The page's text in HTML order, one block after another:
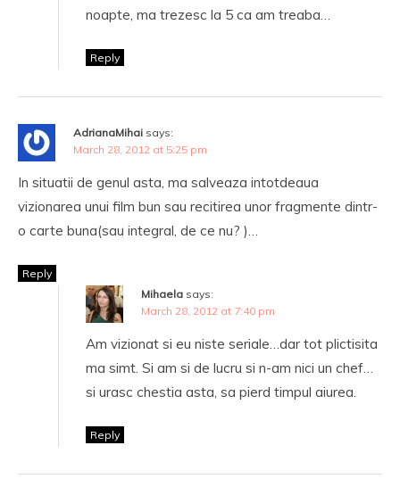
noapte, ma trezesc la 5 ca am treaba…
Reply
AdrianaMihai says:
March 28, 2012 at 5:25 pm
In situatii de genul asta, ma salveaza intotdeaua
vizionarea unui film bun sau recitirea unor fragmente dintr-
o carte buna(sau integral, de ce nu? )…
Reply
Mihaela says:
March 28, 2012 at 7:40 pm
Am vizionat si eu niste seriale…dar tot plictisita
ma simt. Si am si de lucru si n-am nici un chef…
si urasc chestia asta, sa pierd timpul aiurea.
Reply